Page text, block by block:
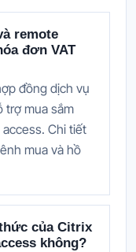
remote
đơn VAT
đồng dịch vụ
trợ mua sắm
Chi tiết
mua và hồ
của Citrix
không?